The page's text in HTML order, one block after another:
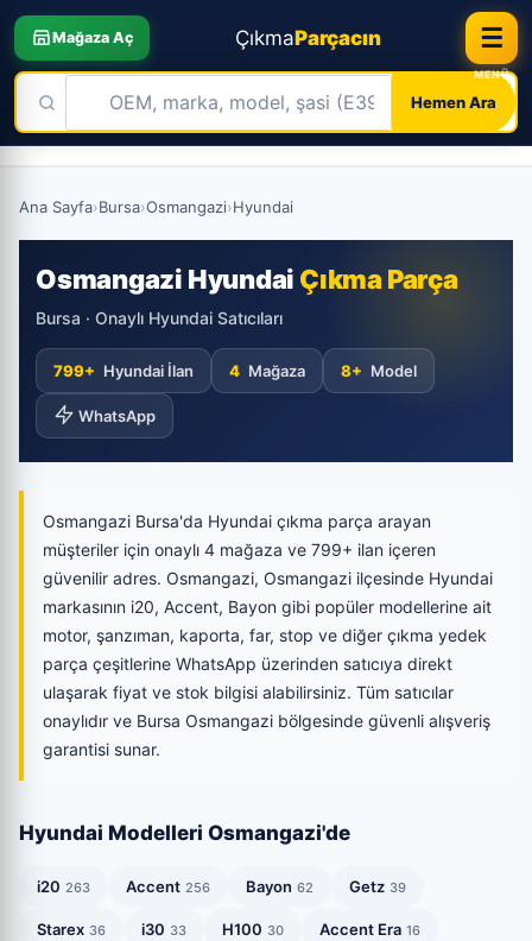
Mağaza Aç ÇıkmaParçacın
Hemen Ara
☰
Ana Sayfa›Bursa›Osmangazi›Hyundai
Osmangazi Hyundai Çıkma Parça
Bursa · Onaylı Hyundai Satıcıları
799+ Hyundai İlan 4 Mağaza 8+ Model
WhatsApp
Osmangazi Bursa'da Hyundai çıkma parça arayan
müşteriler için onaylı 4 mağaza ve 799+ ilan içeren
güvenilir adres. Osmangazi, Osmangazi ilçesinde Hyundai
markasının i20, Accent, Bayon gibi popüler modellerine ait
motor, şanzıman, kaporta, far, stop ve diğer çıkma yedek
parça çeşitlerine WhatsApp üzerinden satıcıya direkt
ulaşarak fiyat ve stok bilgisi alabilirsiniz. Tüm satıcılar
onaylıdır ve Bursa Osmangazi bölgesinde güvenli alışveriş
garantisi sunar.
Hyundai Modelleri Osmangazi'de
i20 263 Accent 256 Bayon 62 Getz 39
Starex 36 i30 33 H100 30 Accent Era 16